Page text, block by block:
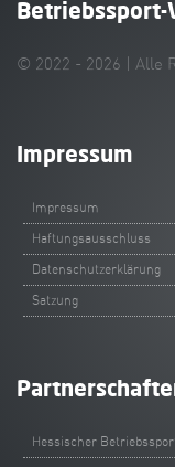
Betriebssport-
© 2022 - 2026 | Alle
Impressum
Impressum
Haftungsausschluss
Datenschutzerklärung
Satzung
Hessischer